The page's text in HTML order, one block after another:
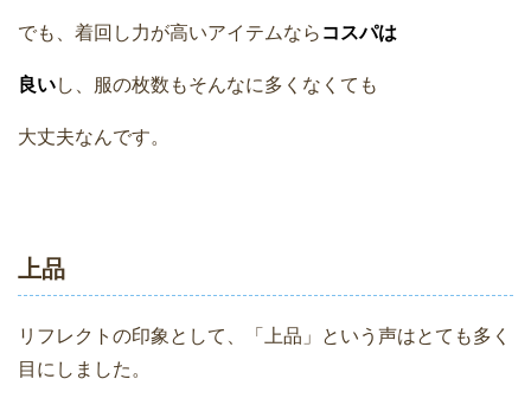
でも、着回し力が高いアイテムなら コスパは
良いし、服の枚数もそんなに多くなくても
大丈夫なんです。
上品
リフレクトの印象として、「上品」という声はとても多く
目にしました。